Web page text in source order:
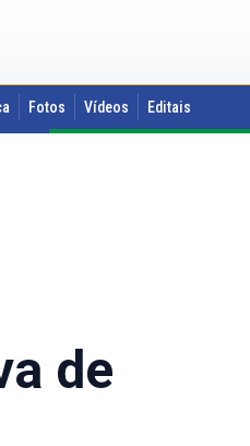
Fotos Vídeos Editais
de